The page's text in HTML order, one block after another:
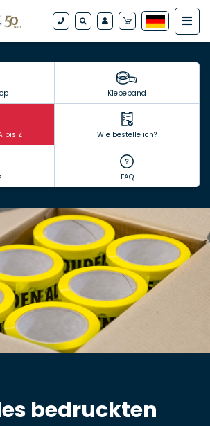
Klebeband
bis Z Wie bestelle ich?
FAQ
bedruckten